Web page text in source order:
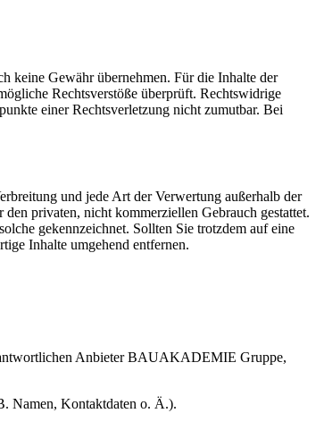
keine Gewähr übernehmen. Für die Inhalte der
Rechtsverstöße überprüft. Rechtswidrige
einer Rechtsverletzung nicht zumutbar. Bei
und jede Art der Verwertung außerhalb der
privaten, nicht kommerziellen Gebrauch gestattet.
gekennzeichnet. Sollten Sie trotzdem auf eine
Inhalte umgehend entfernen.
AnbieterBAUAKADEMIE Gruppe,
Namen, Kontaktdaten o. Ä.).